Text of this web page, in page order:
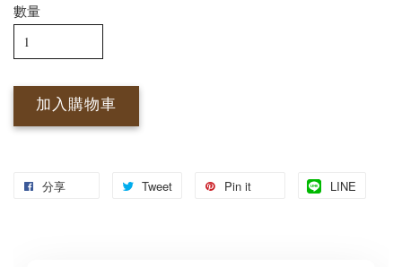
數量
加入購物車
分享 Tweet Pin it LINE